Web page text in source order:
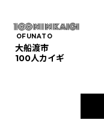
OFUNATO
大船渡市
100人カイギ